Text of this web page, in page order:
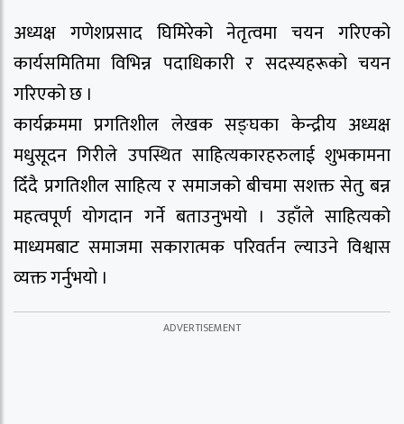
अध्यक्ष गणेशप्रसाद घिमिरेको नेतृत्वमा चयन गरिएको
कार्यसमितिमा विभिन्न पदाधिकारी र सदस्यहरूको चयन
गरिएको छ ।
कार्यक्रममा प्रगतिशील लेखक सङ्घका केन्द्रीय अध्यक्ष
मधुसूदन गिरीले उपस्थित साहित्यकारहरुलाई शुभकामना
दिँदै प्रगतिशील साहित्य र समाजको बीचमा सशक्त सेतु बन्न
महत्वपूर्ण योगदान गर्ने बताउनुभयो । उहाँले साहित्यको
माध्यमबाट समाजमा सकारात्मक परिवर्तन ल्याउने विश्वास
व्यक्त गर्नुभयो ।